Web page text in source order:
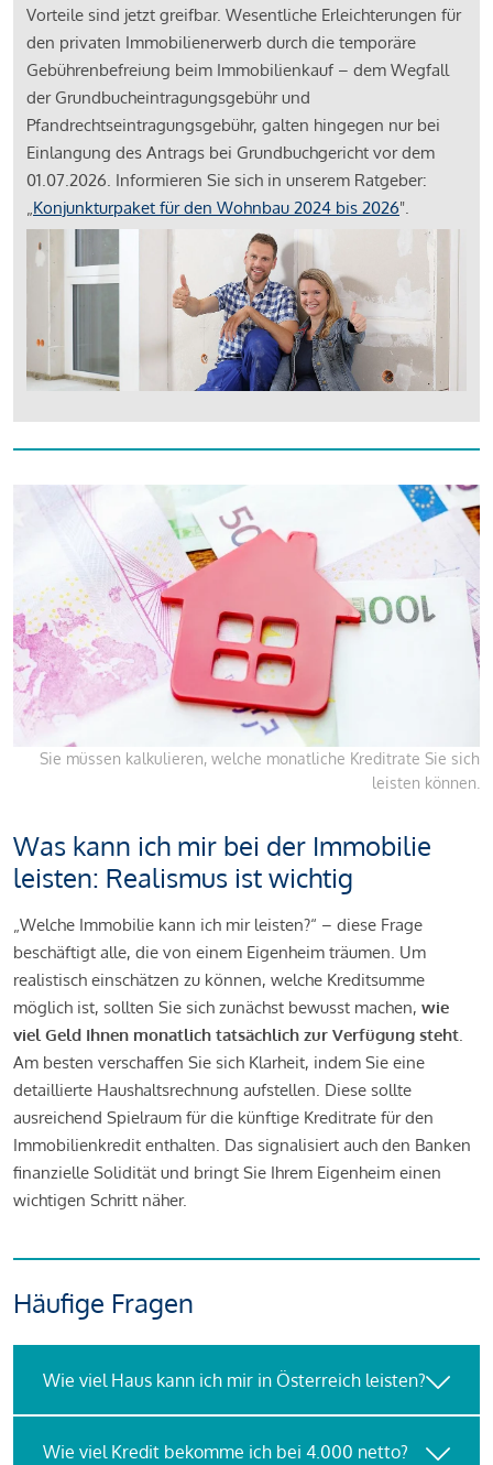
Vorteile sind jetzt greifbar. Wesentliche Erleichterungen für
den privaten Immobilienerwerb durch die temporäre
Gebührenbefreiung beim Immobilienkauf – dem Wegfall
der Grundbucheintragungsgebühr und
Pfandrechtseintragungsgebühr, galten hingegen nur bei
Einlangung des Antrags bei Grundbuchgericht vor dem
01.07.2026. Informieren Sie sich in unserem Ratgeber:
„Konjunkturpaket für den Wohnbau 2024 bis 2026".
Sie müssen kalkulieren, welche monatliche Kreditrate Sie sich
leisten können.
Was kann ich mir bei der Immobilie
leisten: Realismus ist wichtig
„Welche Immobilie kann ich mir leisten?“ – diese Frage
beschäftigt alle, die von einem Eigenheim träumen. Um
realistisch einschätzen zu können, welche Kreditsumme
möglich ist, sollten Sie sich zunächst bewusst machen, wie
viel Geld Ihnen monatlich tatsächlich zur Verfügung steht.
Am besten verschaffen Sie sich Klarheit, indem Sie eine
detaillierte Haushaltsrechnung aufstellen. Diese sollte
ausreichend Spielraum für die künftige Kreditrate für den
Immobilienkredit enthalten. Das signalisiert auch den Banken
finanzielle Solidität und bringt Sie Ihrem Eigenheim einen
wichtigen Schritt näher.
Häufige Fragen
Wie viel Haus kann ich mir in Österreich leisten?
Wie viel Kredit bekomme ich bei 4.000 netto?